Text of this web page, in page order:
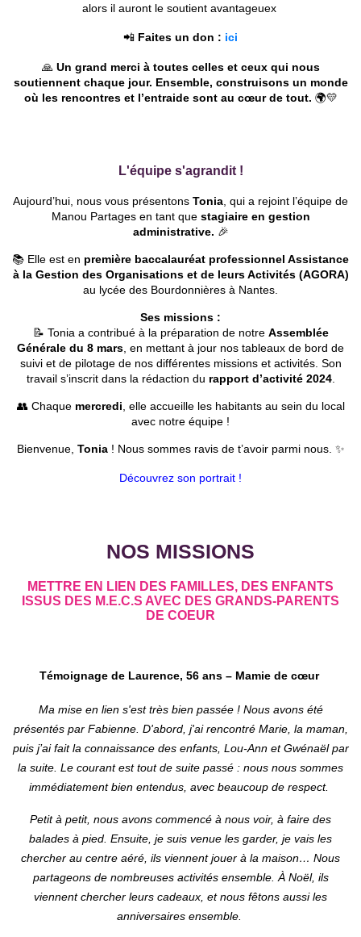
alors il auront le soutient avantageuex
📲 Faites un don : ici
🙏 Un grand merci à toutes celles et ceux qui nous
soutiennent chaque jour. Ensemble, construisons un monde
où les rencontres et l’entraide sont au cœur de tout. 🌍💛
L'équipe s'agrandit!
Aujourd’hui, nous vous présentons Tonia , qui a rejoint l’équipe de
Manou Partages en tant que stagiaire en gestion
administrative. 🎉
📚 Elle est en première baccalauréat professionnel Assistance
à la Gestion des Organisations et de leurs Activités (AGORA)
au lycée des Bourdonnières à Nantes.
Ses missions :
📝 Tonia a contribué à la préparation de notre Assemblée
Générale du 8 mars , en mettant à jour nos tableaux de bord de
suivi et de pilotage de nos différentes missions et activités. Son
travail s’inscrit dans la rédaction du rapport d’activité 2024.
👥 Chaque mercredi , elle accueille les habitants au sein du local
avec notre équipe !
Bienvenue, Tonia! Nous sommes ravis de t’avoir parmi nous. ✨
Découvrez son portrait !
NOS MISSIONS
METTRE EN LIEN DES FAMILLES, DES ENFANTS
ISSUS DES M.E.C.S AVEC DES GRANDS-PARENTS
DE COEUR
Témoignage de Laurence, 56 ans – Mamie de cœur
Ma mise en lien s'est très bien passée ! Nous avons été
présentés par Fabienne. D'abord, j'ai rencontré Marie, la maman,
puis j’ai fait la connaissance des enfants, Lou-Ann et Gwénaël par
la suite. Le courant est tout de suite passé : nous nous sommes
immédiatement bien entendus, avec beaucoup de respect.
Petit à petit, nous avons commencé à nous voir, à faire des
balades à pied. Ensuite, je suis venue les garder, je vais les
chercher au centre aéré, ils viennent jouer à la maison… Nous
partageons de nombreuses activités ensemble. À Noël, ils
viennent chercher leurs cadeaux, et nous fêtons aussi les
anniversaires ensemble.